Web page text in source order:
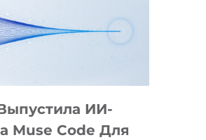
BÖRÜ
НА
ИИ-
Muse Code Для